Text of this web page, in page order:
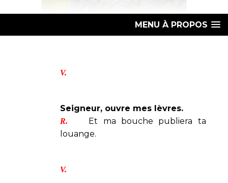
MENU À PROPOS
V.
Seigneur, ouvre mes lèvres.
R. Et ma bouche publiera ta
louange.
V.